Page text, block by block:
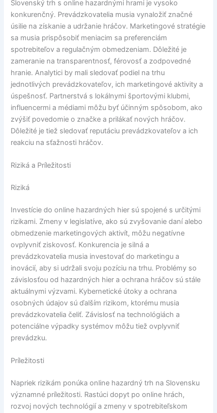
Slovenský trh s online hazardnými hrami je vysoko
konkurenčný. Prevádzkovatelia musia vynaložiť značné
úsilie na získanie a udržanie hráčov. Marketingové stratégie
sa musia prispôsobiť meniacim sa preferenciám
spotrebiteľov a regulačným obmedzeniam. Dôležité je
zameranie na transparentnosť, férovosť a zodpovedné
hranie. Analytici by mali sledovať podiel na trhu
jednotlivých prevádzkovateľov, ich marketingové aktivity a
úspešnosť. Partnerstvá s lokálnymi športovými klubmi,
influencermi a médiami môžu byť účinným spôsobom, ako
zvýšiť povedomie o značke a prilákať nových hráčov.
Dôležité je tiež sledovať reputáciu prevádzkovateľov a ich
reakciu na sťažnosti hráčov.
Riziká a Príležitosti
Riziká
Investície do online hazardných hier sú spojené s určitými
rizikami. Zmeny v legislatíve, ako sú zvyšovanie daní alebo
obmedzenie marketingových aktivít, môžu negatívne
ovplyvniť ziskovosť. Konkurencia je silná a
prevádzkovatelia musia investovať do marketingu a
inovácií, aby si udržali svoju pozíciu na trhu. Problémy so
závislosťou od hazardných hier a ochrana hráčov sú stále
aktuálnymi výzvami. Kybernetické útoky a ochrana
osobných údajov sú ďalším rizikom, ktorému musia
prevádzkovatelia čeliť. Závislosť na technológiách a
potenciálne výpadky systémov môžu tiež ovplyvniť
prevádzku.
Príležitosti
Napriek rizikám ponúka online hazardný trh na Slovensku
významné príležitosti. Rastúci dopyt po online hrách,
rozvoj nových technológií a zmeny v spotrebiteľskom